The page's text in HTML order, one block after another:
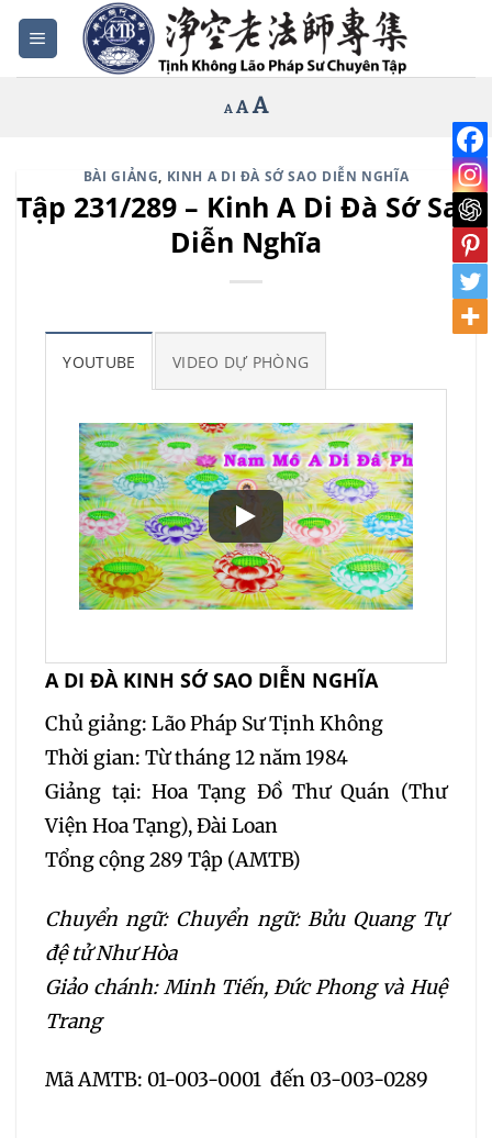
Bỏ
qua
nội
A Decrease
size.
A Reset
size.
A
size.
BÀI GIẢNG, KINH A DI ĐÀ SỚ SAO DIỄN NGHĨA
Tập 231/289 – Kinh A Di Đà Sớ Sao
Diễn Nghĩa
YOUTUBE VIDEO DỰ PHÒNG
A DI ĐÀ KINH SỚ SAO DIỄN NGHĨA
Chủ giảng: Lão Pháp Sư Tịnh Không
Thời gian: Từ tháng 12 năm 1984
Giảng tại: Hoa Tạng Đồ Thư Quán (Thư
Viện Hoa Tạng), Đài Loan
Tổng cộng 289 Tập (AMTB)
Chuyển ngữ: Chuyển ngữ: Bửu Quang Tự
đệ tử Như Hòa
Giảo chánh: Minh Tiến, Đức Phong và Huệ
Trang
Mã AMTB: 01-003-0001 đến 03-003-0289